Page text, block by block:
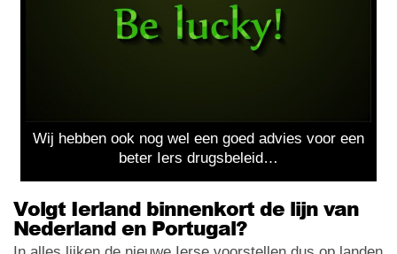
Wij hebben ook nog wel een goed advies voor een
beter Iers drugsbeleid…
Volgt Ierland binnenkort de lijn van
Nederland en Portugal?